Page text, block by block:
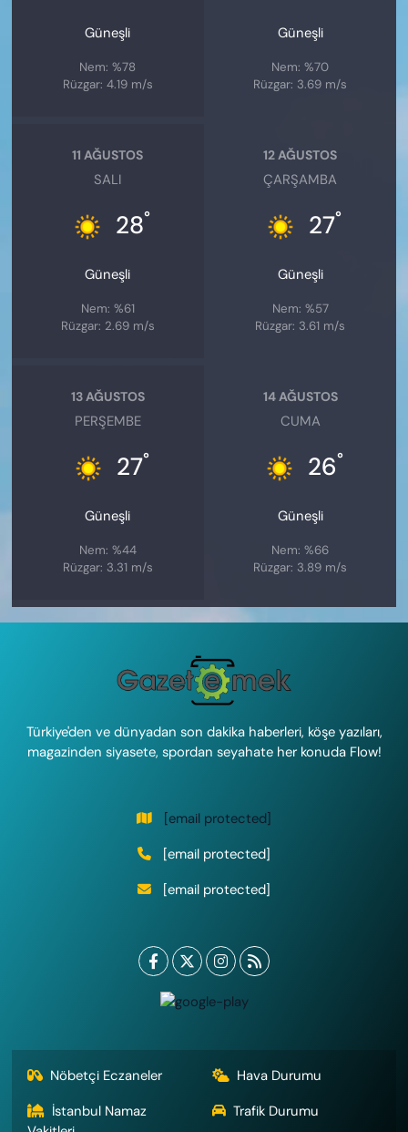
Güneşli
Nem: %78
Rüzgar: 4.19 m/s
Güneşli
Nem: %70
Rüzgar: 3.69 m/s
11 AĞUSTOS
SALI
28°
Güneşli
Nem: %61
Rüzgar: 2.69 m/s
12 AĞUSTOS
ÇARŞAMBA
27°
Güneşli
Nem: %57
Rüzgar: 3.61 m/s
13 AĞUSTOS
PERŞEMBE
27°
Güneşli
Nem: %44
Rüzgar: 3.31 m/s
14 AĞUSTOS
CUMA
26°
Güneşli
Nem: %66
Rüzgar: 3.89 m/s
Türkiye'den ve dünyadan son dakika haberleri, köşe yazıları,
magazinden siyasete, spordan seyahate her konuda Flow!
[email protected]
[email protected]
[email protected]
Nöbetçi Eczaneler
Hava Durumu
İstanbul Namaz
Trafik Durumu